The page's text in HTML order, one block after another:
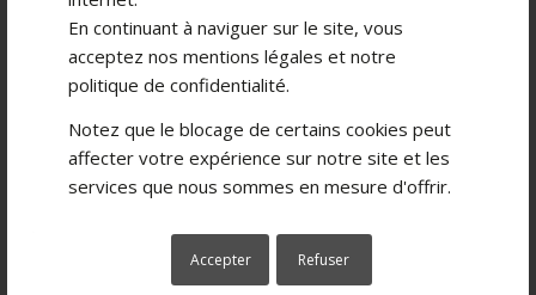
En continuant à naviguer sur le site, vous
acceptez nos mentions légales et notre
politique de confidentialité.
Notez que le blocage de certains cookies peut
affecter votre expérience sur notre site et les
services que nous sommes en mesure d'offrir.
Accepter Refuser
Cet été, venez nous rejoindre pour
perfectionner votre pilotage ou pour une
100% électriques pour adultes et enfants
(dès 6 ans) !
Exclusif à Mont Saxonnex, profitez de notre
nouveau produit le PASS 8 séances